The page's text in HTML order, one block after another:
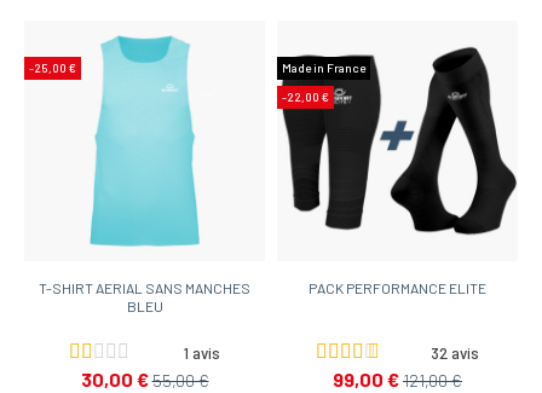
-25,00 €
T-SHIRT AERIAL SANS MANCHES
BLEU
1 avis
30,00 €55,00 €
Made in France
-22,00 €
PACK PERFORMANCE ELITE
32 avis
99,00 €121,00 €